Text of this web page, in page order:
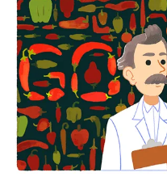
Video
VTV Money
VTV Sức khoẻ
Thị trường 24h